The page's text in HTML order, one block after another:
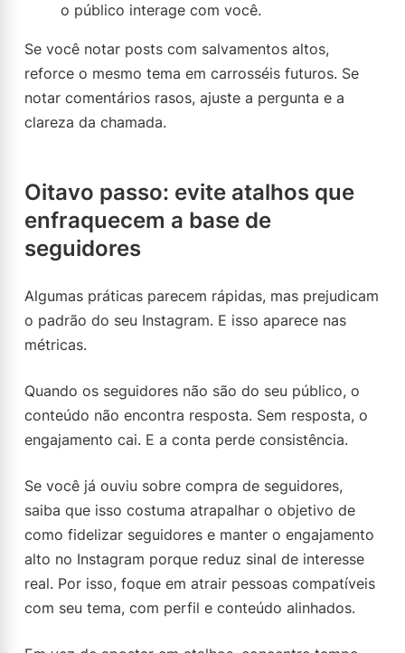
o público interage com você.
Se você notar posts com salvamentos altos,
reforce o mesmo tema em carrosséis futuros. Se
notar comentários rasos, ajuste a pergunta e a
clareza da chamada.
Oitavo passo: evite atalhos que
enfraquecem a base de
seguidores
Algumas práticas parecem rápidas, mas prejudicam
o padrão do seu Instagram. E isso aparece nas
métricas.
Quando os seguidores não são do seu público, o
conteúdo não encontra resposta. Sem resposta, o
engajamento cai. E a conta perde consistência.
Se você já ouviu sobre compra de seguidores,
saiba que isso costuma atrapalhar o objetivo de
como fidelizar seguidores e manter o engajamento
alto no Instagram porque reduz sinal de interesse
real. Por isso, foque em atrair pessoas compatíveis
com seu tema, com perfil e conteúdo alinhados.